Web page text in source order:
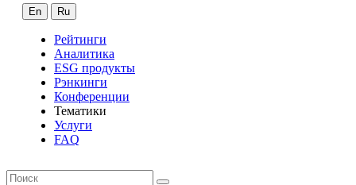
En Ru
Рейтинги
Аналитика
ESG продукты
Рэнкинги
Конференции
Тематики
Услуги
FAQ